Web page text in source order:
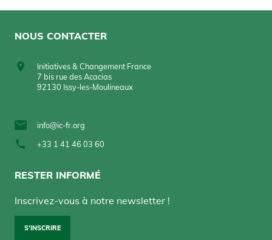
NOUS CONTACTER
Initiatives & Changement France
7 bis rue des Acacias
92130 Issy-les-Moulineaux
info@ic-fr.org
+33 1 41 46 03 60
RESTER INFORMÉ
Inscrivez-vous à notre newsletter !
S'INSCRIRE